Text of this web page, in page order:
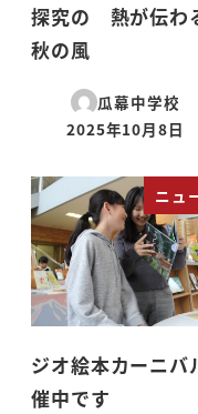
探究の 熱が伝わ
秋の風
瓜幕中学校
投稿日
2025年10月8日
ニュ
ジオ絵本カーニバ
催中です